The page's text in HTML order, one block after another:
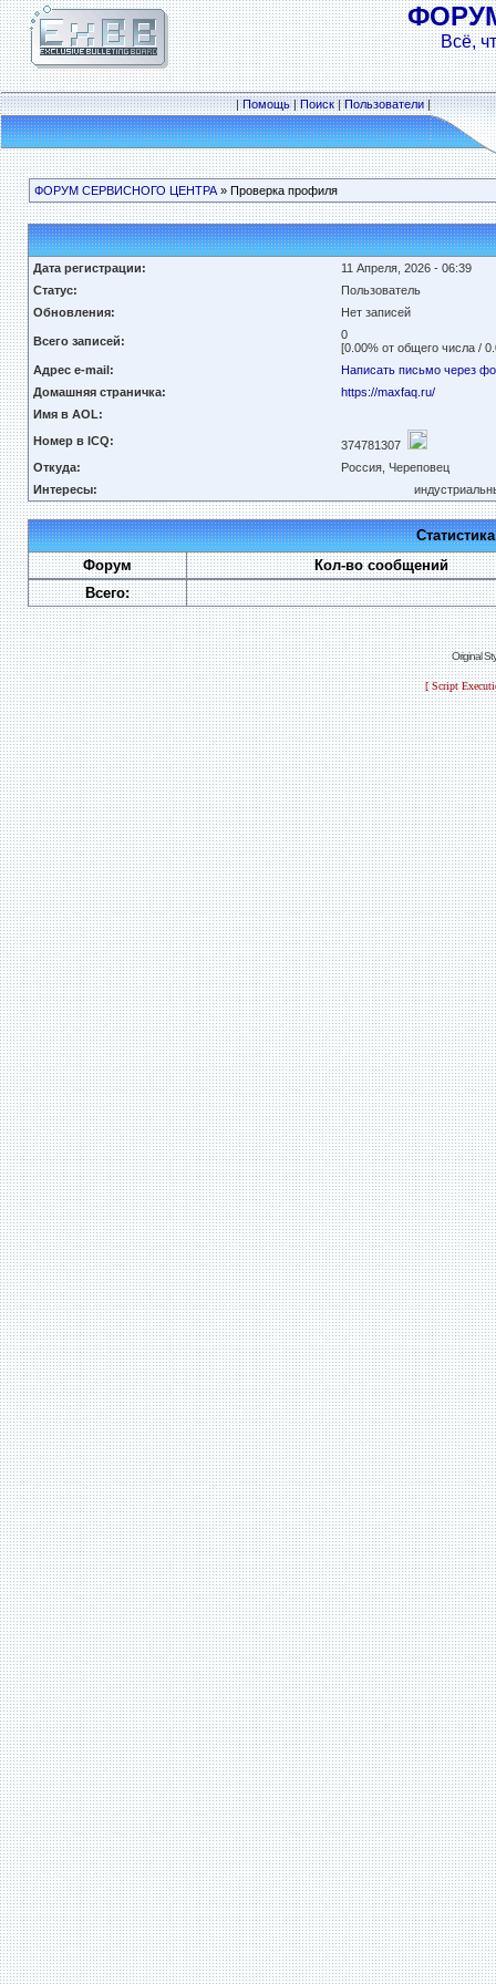
Всё,
|Помощь|Поиск|Пользователи|
ФОРУМ СЕРВИСНОГО ЦЕНТРА» Проверка профиля
Дата регистрации:
11 Апреля, 2026 - 06:39
Статус:
Пользователь
Обновления:
Нет записей
Всего записей:
0
[0.00% от общего числа /
Адрес e-mail:
Написать письмо через
Домашняя страничка:
https://maxfaq.ru/
Имя в AOL:
Номер в ICQ:
374781307
Откуда:
Россия, Череповец
Интересы:
Форум
Кол-во сообщений
Всего:
Original
[ Script